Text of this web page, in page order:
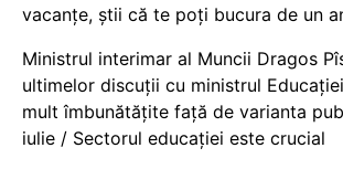
vacanţe, știi că te poți bucura de un
Ministrul interimar al Muncii Dragos
ultimelor discuții cu ministrul
mult îmbunătățite față de varianta
iulie / Sectorul educației este crucial